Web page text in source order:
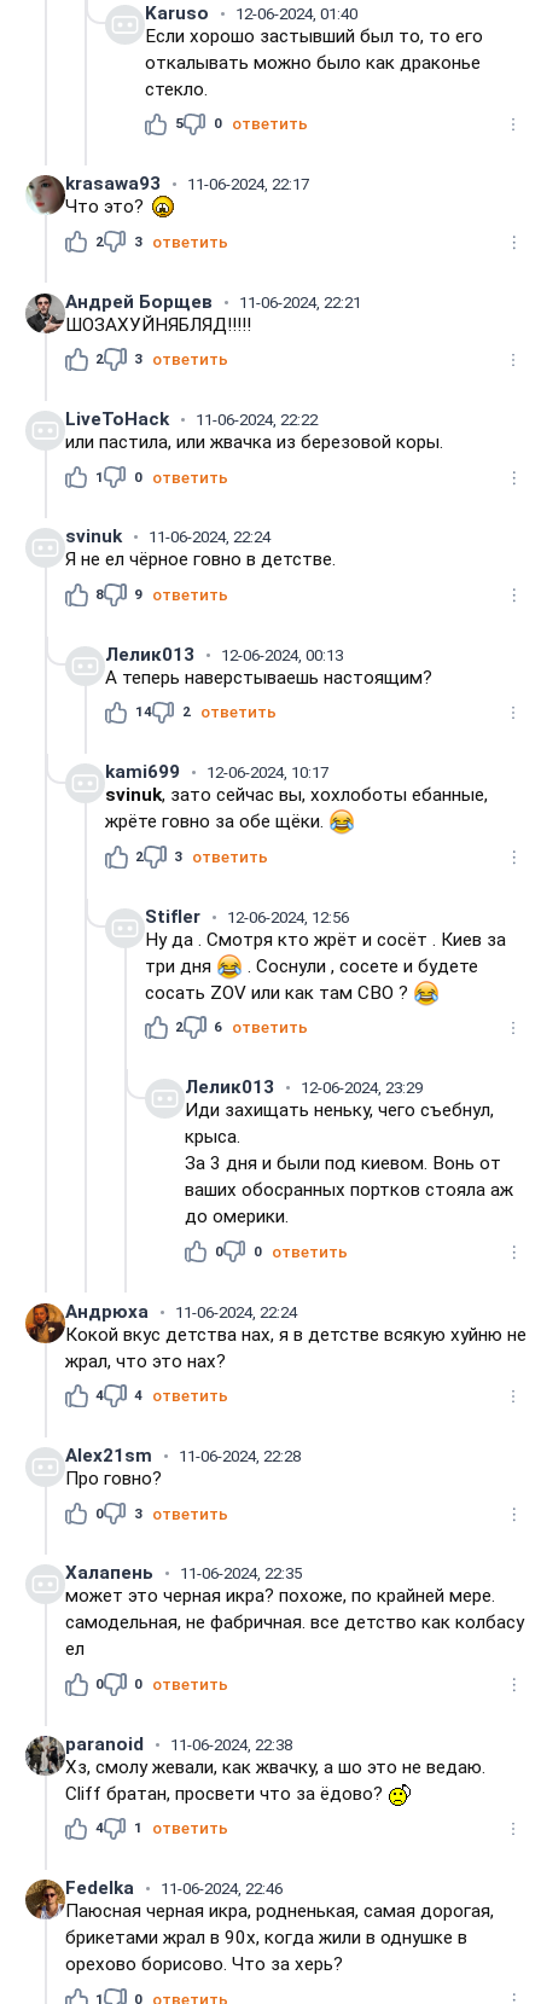
Karuso 12-06-2024, 01:40
Если хорошо застывший был то, то его
откалывать можно было как драконье
стекло.
5 0 ответить
krasawa93 11-06-2024, 22:17
Что это?
2 3 ответить
Андрей Борщев 11-06-2024, 22:21
ШОЗАХУЙНЯБЛЯД!!!!!
2 3 ответить
LiveToHack 11-06-2024, 22:22
или пастила, или жвачка из березовой коры.
1 0 ответить
svinuk 11-06-2024, 22:24
Я не ел чёрное говно в детстве.
8 9 ответить
Лелик013 12-06-2024, 00:13
А теперь наверстываешь настоящим?
14 2 ответить
kami699 12-06-2024, 10:17
svinuk, зато сейчас вы, хохлоботы ебанные,
жрёте говно за обе щёки.
2 3 ответить
Stifler 12-06-2024, 12:56
Ну да . Смотря кто жрёт и сосёт . Киев за
три дня
. Соснули , сосете и будете
сосать ZOV или как там СВО ?
2 6 ответить
Лелик013 12-06-2024, 23:29
Иди захищать неньку, чего съебнул,
крыса.
За 3 дня и были под киевом. Вонь от
ваших обосранных портков стояла аж
до омерики.
0 0 ответить
Андрюха 11-06-2024, 22:24
Кокой вкус детства нах, я в детстве всякую хуйню не
жрал, что это нах?
4 4 ответить
Alex21sm 11-06-2024, 22:28
Про говно?
0 3 ответить
Халапень 11-06-2024, 22:35
может это черная икра? похоже, по крайней мере.
самодельная, не фабричная. все детство как колбасу
ел
0 0 ответить
paranoid 11-06-2024, 22:38
Хз, смолу жевали, как жвачку, а шо это не ведаю.
Cliff братан, просвети что за ёдово?
4 1 ответить
Fedelka 11-06-2024, 22:46
Паюсная черная икра, родненькая, самая дорогая,
брикетами жрал в 90х, когда жили в однушке в
орехово борисово. Что за херь?
1 0 ответить